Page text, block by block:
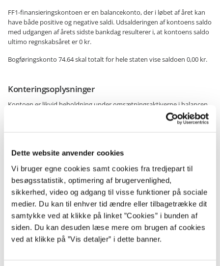
Dette website anvender cookies
Vi bruger egne cookies samt cookies fra tredjepart til
besøgsstatistik, optimering af brugervenlighed,
sikkerhed, video og adgang til visse funktioner på sociale
medier. Du kan til enhver tid ændre eller tilbagetrække dit
samtykke ved at klikke på linket ”Cookies” i bunden af
siden. Du kan desuden læse mere om brugen af cookies
ved at klikke på ”Vis detaljer” i dette banner.
FF1-finansieringskontoen er en balancekonto, der i løbet af året kan
have både positive og negative saldi. Udsalderingen af kontoens saldo
med udgangen af årets sidste bankdag resulterer i, at kontoens saldo
ultimo regnskabsåret er 0 kr.
Bogføringskonto 74.64 skal totalt for hele staten vise saldoen 0,00 kr.
Konteringsoplysninger
Kontoen er likvid beholdning under omsætningsaktiverne i balancen.
Læs mere om kontering på SKB FF1 (mdl udsaldering) i statens
Kontakt Statsregnskab
E-mail:statsregnskab@oes.dk
Økonomisk Administrativ Vejledning